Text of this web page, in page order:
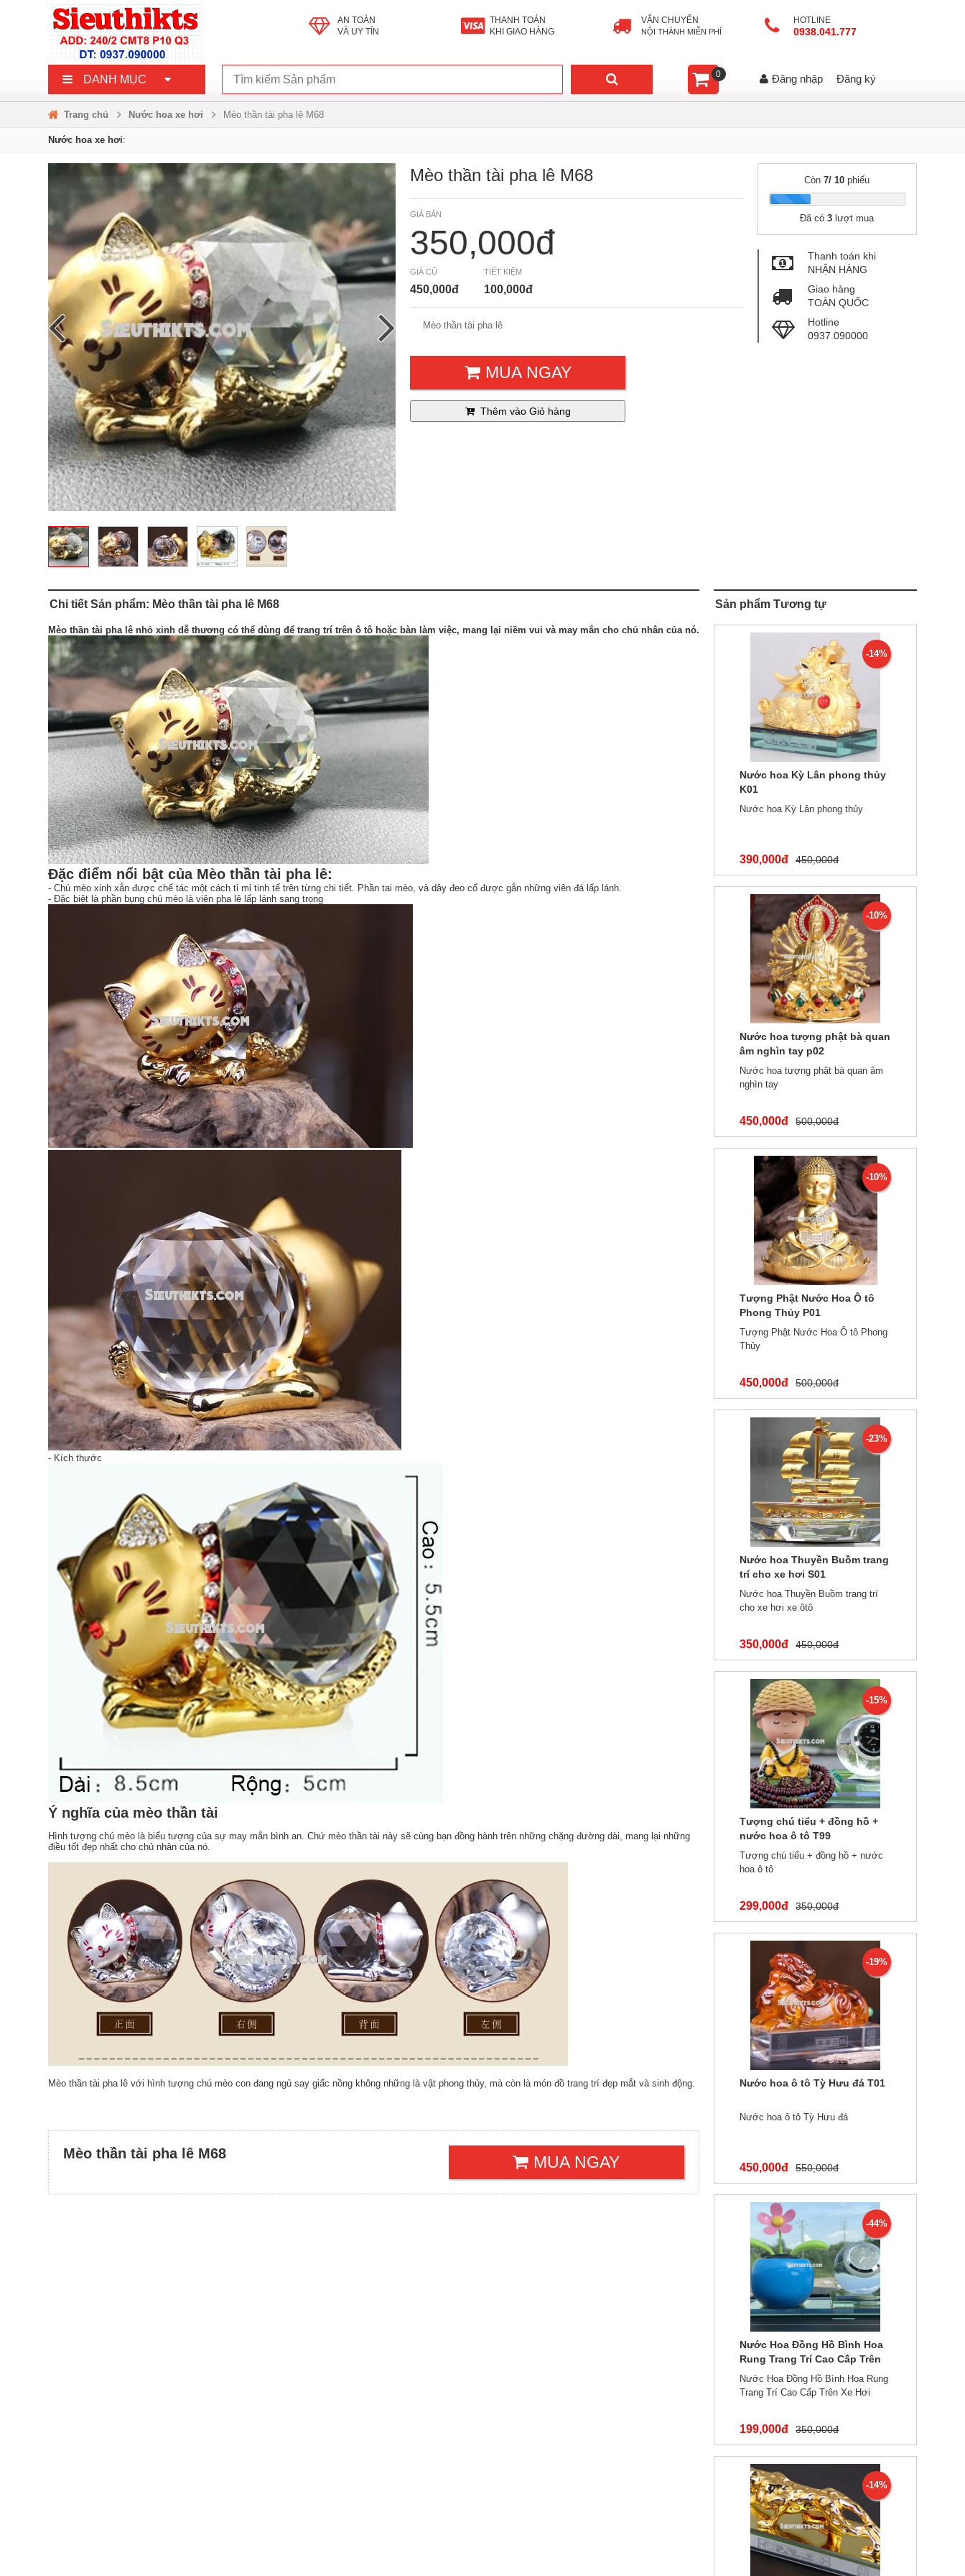
AN TOÀN
VÀ UY TÍN
THANH TOÁN
KHI GIAO HÀNG
VẬN CHUYỂN
NỘI THÀNH MIỄN PHÍ
HOTLINE
0938.041.777
DANH MỤC 0 Đăng nhập Đăng ký
Trang chủ Nước hoa xe hơi Mèo thần tài pha lê M68
Nước hoa xe hơi:
Mèo thần tài pha lê M68
GIÁ BÁN
350,000đ
GIÁ CŨ
450,000đ
TIẾT KIỆM
100,000đ
Mèo thần tài pha lê
MUA NGAY
Thêm vào Giỏ hàng
Còn7/ 10 phiếu
|
Đã có3 lượt mua
Thanh toán khi
NHẬN HÀNG
Giao hàng
TOÀN QUỐC
Hotline
0937.090000
Chi tiết Sản phẩm: Mèo thần tài pha lê M68
Mèo thần tài pha lê nhỏ xinh dễ thương có thể dùng để trang trí trên ô tô hoặc bàn làm việc, mang lại niềm vui và may mắn cho chủ nhân của nó.
Đặc điểm nổi bật của Mèo thần tài pha lê:
- Chú mèo xinh xắn được chế tác một cách tỉ mỉ tinh tế trên từng chi tiết. Phần tai mèo, và dây đeo cổ được gắn những viên đá lấp lánh.
- Đặc biệt là phần bụng chú mèo là viên pha lê lấp lánh sang trọng
- Kích thước
Ý nghĩa của mèo thần tài
Hình tượng chú mèo là biểu tượng của sự may mắn bình an. Chứ mèo thần tài này sẽ cùng bạn đồng hành trên những chặng đường dài, mang lại những
điều tốt đẹp nhất cho chủ nhân của nó.
Mèo thần tài pha lê với hình tượng chú mèo con đang ngủ say giấc nồng không những là vật phong thủy, mà còn là món đồ trang trí đẹp mắt và sinh động.
Mèo thần tài pha lê M68 MUA NGAY
Sản phẩm Tương tự
-14%
Nước hoa Kỳ Lân phong thủy
K01
Nước hoa Kỳ Lân phong thủy
390,000đ 450,000đ
-10%
Nước hoa tượng phật bà quan
âm nghìn tay p02
Nước hoa tượng phật bà quan âm
nghìn tay
450,000đ 500,000đ
-10%
Tượng Phật Nước Hoa Ô tô
Phong Thủy P01
Tượng Phật Nước Hoa Ô tô Phong
Thủy
450,000đ 500,000đ
-23%
Nước hoa Thuyền Buồm trang
trí cho xe hơi S01
Nước hoa Thuyền Buồm trang trí
cho xe hơi xe ôtô
350,000đ 450,000đ
-15%
Tượng chú tiểu + đồng hồ +
nước hoa ô tô T99
Tượng chú tiểu + đồng hồ + nước
hoa ô tô
299,000đ 350,000đ
-19%
Nước hoa ô tô Tỳ Hưu đá T01
Nước hoa ô tô Tỳ Hưu đá
450,000đ 550,000đ
-44%
Nước Hoa Đồng Hồ Bình Hoa
Rung Trang Trí Cao Cấp Trên
Xe Hơi H01
Nước Hoa Đồng Hồ Bình Hoa Rung
Trang Trí Cao Cấp Trên Xe Hơi
199,000đ 350,000đ
-14%